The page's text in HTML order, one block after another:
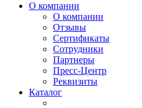
О компании
О компании
Отзывы
Сертификаты
Сотрудники
Партнеры
Пресс-Центр
Реквизиты
Каталог